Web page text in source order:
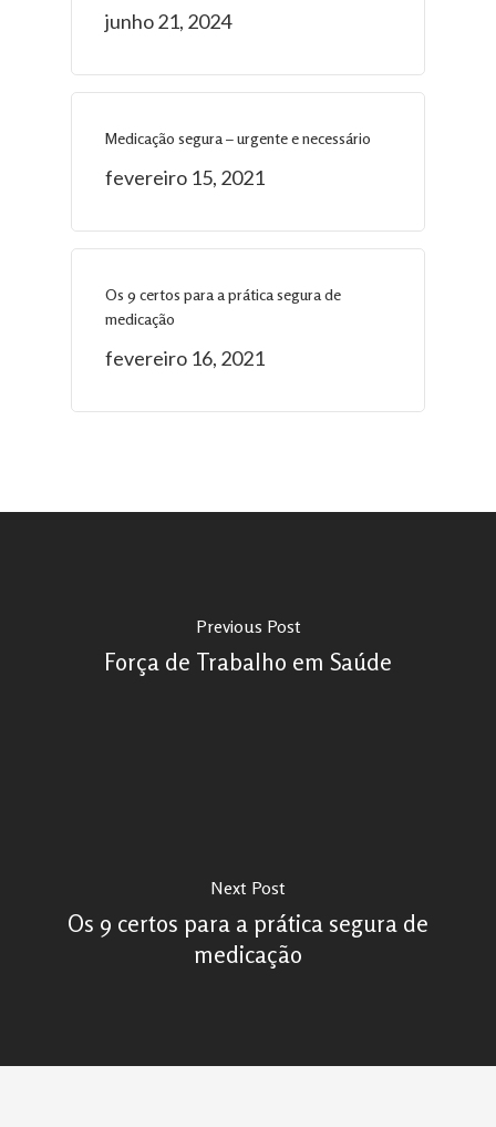
junho 21, 2024
Medicação segura – urgente e necessário
fevereiro 15, 2021
Os 9 certos para a prática segura de
medicação
fevereiro 16, 2021
Previous Post
Força de Trabalho em Saúde
Next Post
Os 9 certos para a prática segura de
medicação